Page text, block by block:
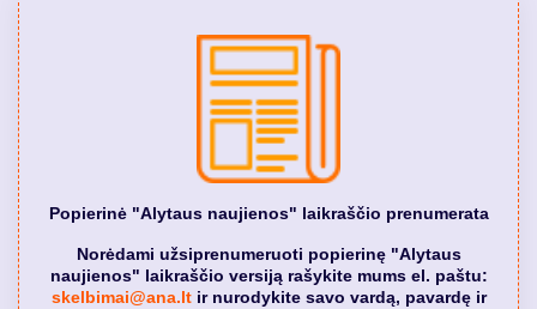
Popierinė "Alytaus naujienos" laikraščio prenumerata
Norėdami užsiprenumeruoti popierinę "Alytaus
naujienos" laikraščio versiją rašykite mums el. paštu:
skelbimai@ana.ltir nurodykite savo vardą, pavardę ir